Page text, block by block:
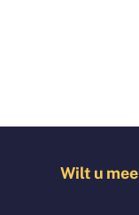
Wilt u